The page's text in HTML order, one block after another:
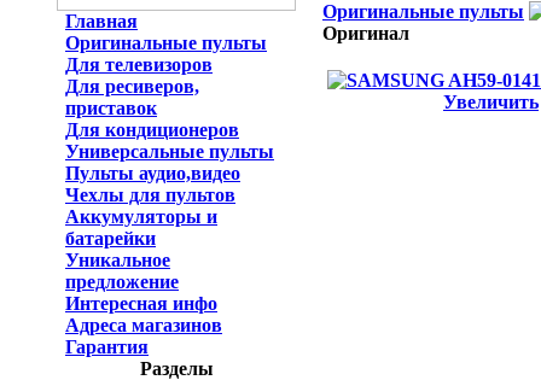
Главная
Оригинальные пульты
Для телевизоров
Для ресиверов,
приставок
Для кондиционеров
Универсальные пульты
Пульты аудио,видео
Чехлы для пультов
Аккумуляторы и
батарейки
Уникальное
предложение
Интересная инфо
Адреса магазинов
Гарантия
Разделы
Оригинальные пульты
Оригинал
Увеличить